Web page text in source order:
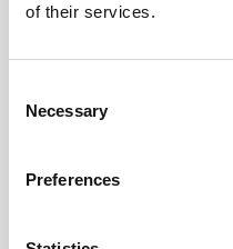
of their services.
Selection
Necessary
Preferences
Ou appelez